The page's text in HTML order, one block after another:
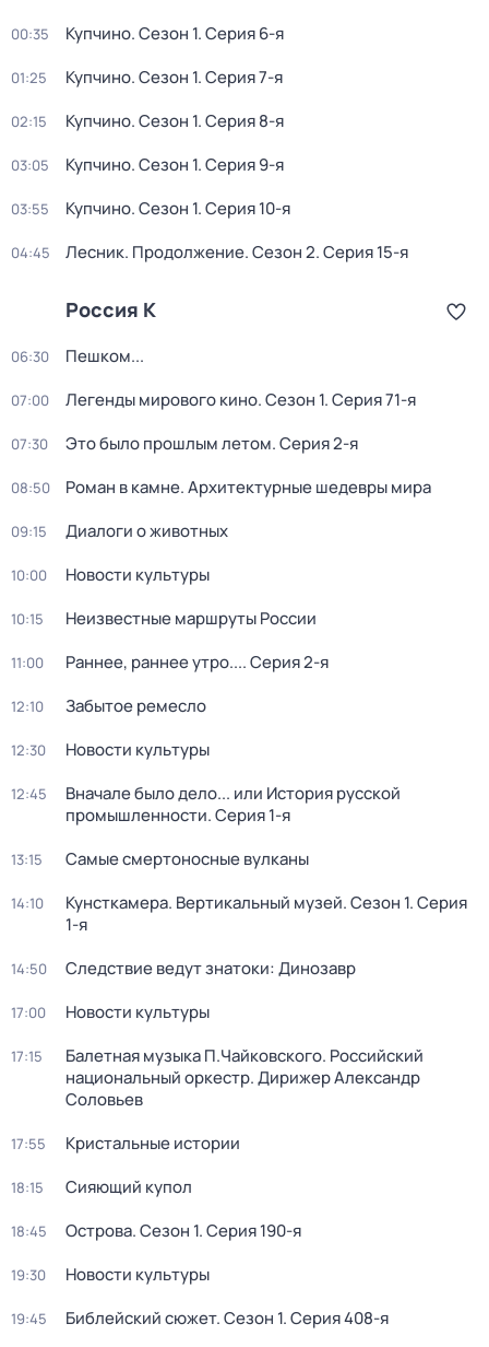
00:35 Купчино. Сезон 1. Серия 6-я
01:25 Купчино. Сезон 1. Серия 7-я
02:15 Купчино. Сезон 1. Серия 8-я
03:05 Купчино. Сезон 1. Серия 9-я
03:55 Купчино. Сезон 1. Серия 10-я
04:45 Лесник. Продолжение. Сезон 2. Серия 15-я
Россия К
06:30 Пешком...
07:00 Легенды мирового кино. Сезон 1. Серия 71-я
07:30 Это было прошлым летом. Серия 2-я
08:50 Роман в камне. Архитектурные шедевры мира
09:15 Диалоги о животных
10:00 Новости культуры
10:15 Неизвестные маршруты России
11:00 Раннее, раннее утро.... Серия 2-я
12:10 Забытое ремесло
12:30 Новости культуры
12:45
Вначале было дело... или История русской
промышленности. Серия 1-я
13:15 Самые смертоносные вулканы
14:10 Кунсткамера. Вертикальный музей. Сезон 1. Серия
1-я
14:50 Следствие ведут знатоки: Динозавр
17:00 Новости культуры
17:15
Балетная музыка П.Чайковского. Российский
национальный оркестр. Дирижер Александр
Соловьев
17:55 Кристальные истории
18:15 Сияющий купол
18:45 Острова. Сезон 1. Серия 190-я
19:30 Новости культуры
19:45 Библейский сюжет. Сезон 1. Серия 408-я